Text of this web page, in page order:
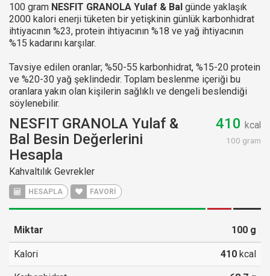
100 gram NESFIT GRANOLA Yulaf & Bal günde yaklaşık
2000 kalori enerji tüketen bir yetişkinin günlük karbonhidrat
ihtiyacının %23, protein ihtiyacının %18 ve yağ ihtiyacının
%15 kadarını karşılar.
Tavsiye edilen oranlar; %50-55 karbonhidrat, %15-20 protein
ve %20-30 yağ şeklindedir. Toplam beslenme içeriği bu
oranlara yakın olan kişilerin sağlıklı ve dengeli beslendiği
söylenebilir.
NESFIT GRANOLA Yulaf &
Bal Besin Değerlerini
Hesapla
Kahvaltılık Gevrekler
HESAPLA FAVORİ
410 kcal
100 gram
Miktar 100 g
Kalori 410 kcal